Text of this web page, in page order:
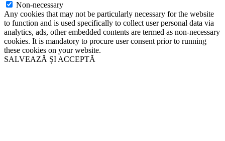
Non-necessary
Any cookies that may not be particularly necessary for the website
to function and is used specifically to collect user personal data via
analytics, ads, other embedded contents are termed as non-necessary
cookies. It is mandatory to procure user consent prior to running
these cookies on your website.
SALVEAZĂ ȘI ACCEPTĂ